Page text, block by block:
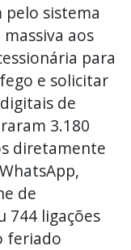
sistema
aos
para
e solicitar
de
3.180
diretamente
de
744 ligações
feriado